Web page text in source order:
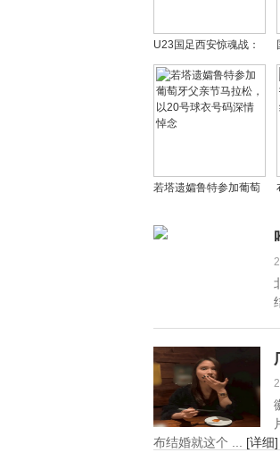
U23国足西安惊魂战：
半场崩盘到绝平泰国，
为国足输血付出成长代
价
若塔遗孀鲁特参加葡萄
号球衣号码深情悼念
布结婚就这个 ... [详细]